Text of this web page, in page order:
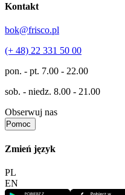
Kontakt
bok@frisco.pl
(+ 48) 22 331 50 00
pon. - pt. 7.00 - 22.00
sob. - niedz. 8.00 - 21.00
Obserwuj nas
Pomoc
Zmień język
PL
EN